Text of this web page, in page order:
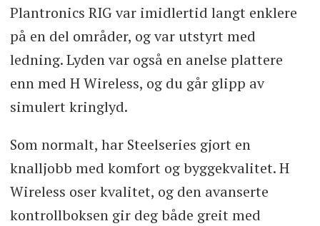
Plantronics RIG var imidlertid langt enklere
på en del områder, og var utstyrt med
ledning. Lyden var også en anelse plattere
enn med H Wireless, og du går glipp av
simulert kringlyd.
Som normalt, har Steelseries gjort en
knalljobb med komfort og byggekvalitet. H
Wireless oser kvalitet, og den avanserte
kontrollboksen gir deg både greit med